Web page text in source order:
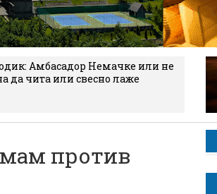
Амбасадор Немачке или не
да чита или свесно лаже
против